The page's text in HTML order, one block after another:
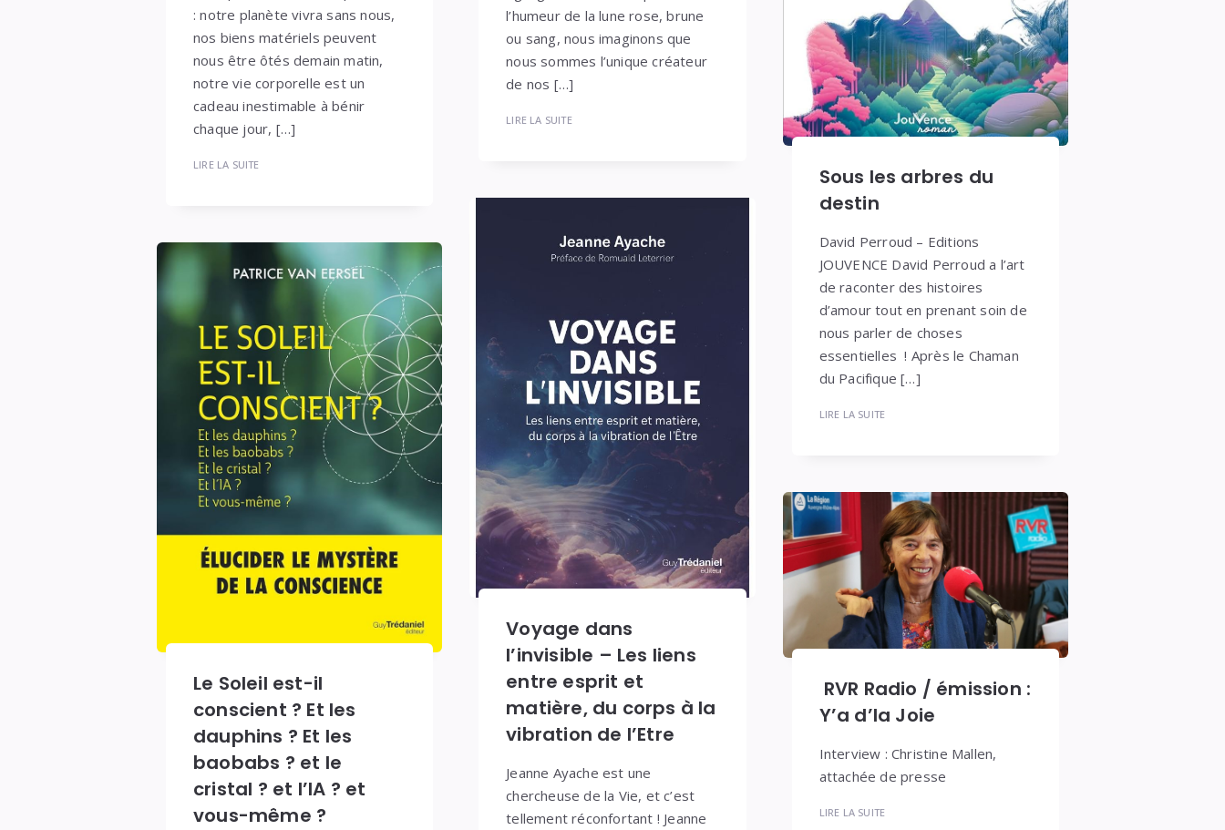
: notre planète vivra sans nous,
nos biens matériels peuvent
nous être ôtés demain matin,
notre vie corporelle est un
cadeau inestimable à bénir
chaque jour, […]
LIRE LA SUITE
l’humeur de la lune rose, brune
ou sang, nous imaginons que
nous sommes l’unique créateur
de nos […]
LIRE LA SUITE
Sous les arbres du
destin
David Perroud – Editions
JOUVENCE David Perroud a l’art
de raconter des histoires
d’amour tout en prenant soin de
nous parler de choses
essentielles ! Après le Chaman
du Pacifique […]
LIRE LA SUITE
Voyage dans
l’invisible – Les liens
entre esprit et
matière, du corps à la
vibration de l’Etre
Jeanne Ayache est une
chercheuse de la Vie, et c’est
tellement réconfortant ! Jeanne
Le Soleil est-il
conscient ? Et les
dauphins ? Et les
baobabs ? et le
cristal ? et l’IA ? et
vous-même ?
RVR Radio / émission :
Y’a d’la Joie
Interview : Christine Mallen,
attachée de presse
LIRE LA SUITE